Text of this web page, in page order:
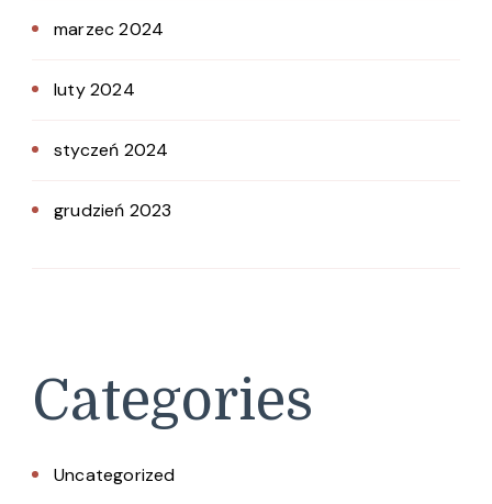
marzec 2024
luty 2024
styczeń 2024
grudzień 2023
Categories
Uncategorized